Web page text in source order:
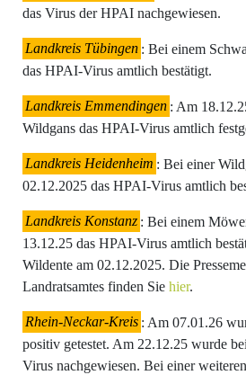
das Virus der HPAI nachgewiesen.
Landkreis Tübingen : Bei einem
das HPAI-Virus amtlich bestätigt.
Landkreis Emmendingen : Am
Wildgans das HPAI-Virus amtlich
Landkreis Heidenheim : Bei einer
02.12.2025 das HPAI-Virus amtlich
Landkreis Konstanz : Bei einem
13.12.25 das HPAI-Virus amtlich
Wildente am 02.12.2025. Die
Landratsamtes finden Sie hier.
Rhein-Neckar-Kreis : Am 07.01.26
positiv getestet. Am 22.12.25 wurde
Virus nachgewiesen. Bei einer